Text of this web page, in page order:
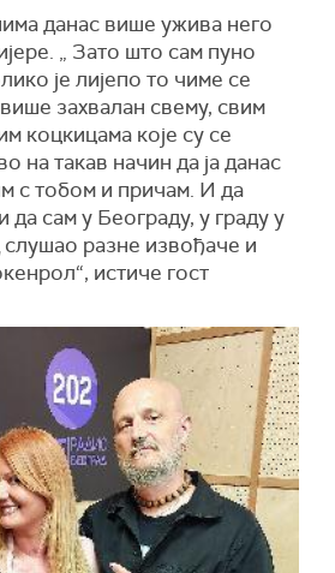
данас више ужива него
„ Зато што сам пуно
је лијепо то чиме се
захвалан свему, свим
коцкицама које су се
на такав начин да ја данас
с тобом и причам. И да
да сам у Београду, у граду у
слушао разне извођаче и
истиче гост